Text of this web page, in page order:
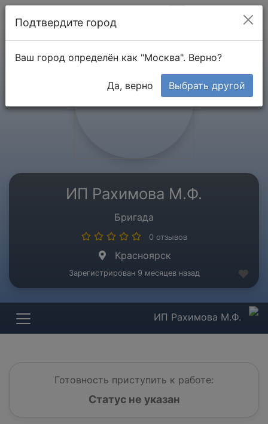
ИП Рахимова М.Ф.
Бригада
0 отзывов
Красноярск
Зарегистрирован 9 месяцев назад
ИП Рахимова М.Ф.
Готовность приступить к работе:
Статус не указан
Подтвердите город
Ваш город определён как "Москва". Верно?
Да, верно Выбрать другой